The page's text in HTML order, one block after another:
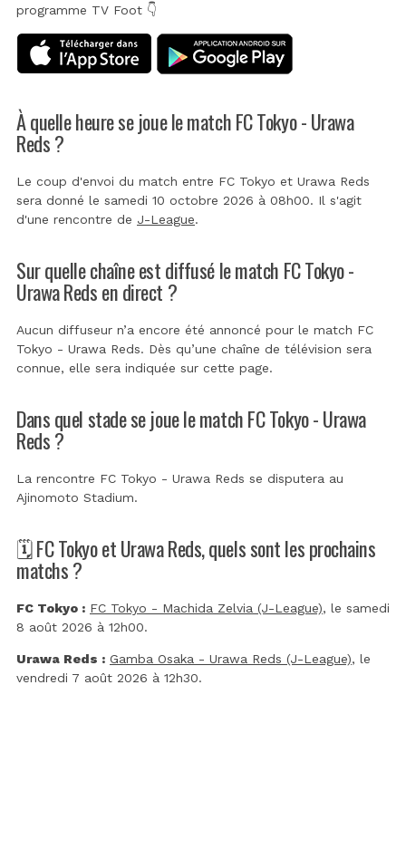
programme TV Foot 👇
À quelle heure se joue le match FC Tokyo - Urawa
Reds ?
Le coup d'envoi du match entre FC Tokyo et Urawa Reds
sera donné le samedi 10 octobre 2026 à 08h00. Il s'agit
d'une rencontre de J-League.
Sur quelle chaîne est diffusé le match FC Tokyo -
Urawa Reds en direct ?
Aucun diffuseur n’a encore été annoncé pour le match FC
Tokyo - Urawa Reds. Dès qu’une chaîne de télévision sera
connue, elle sera indiquée sur cette page.
Dans quel stade se joue le match FC Tokyo - Urawa
Reds ?
La rencontre FC Tokyo - Urawa Reds se disputera au
Ajinomoto Stadium.
🗓️ FC Tokyo et Urawa Reds, quels sont les prochains
matchs ?
FC Tokyo : FC Tokyo - Machida Zelvia (J-League), le samedi
8 août 2026 à 12h00.
Urawa Reds : Gamba Osaka - Urawa Reds (J-League), le
vendredi 7 août 2026 à 12h30.